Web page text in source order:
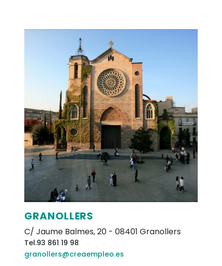
GRANOLLERS
C/ Jaume Balmes, 20 -08401 Granollers
Tel.93 861 19 98
granollers@creaempleo.es